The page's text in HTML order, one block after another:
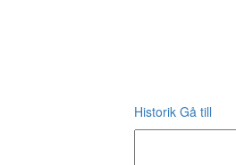
Historik Gå till